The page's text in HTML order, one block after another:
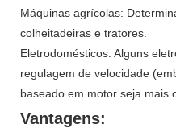
Máquinas agrícolas:
colheitadeiras e tratores.
Eletrodomésticos: Alguns
regulagem de velocidade
baseado em motor seja mais
Vantagens: